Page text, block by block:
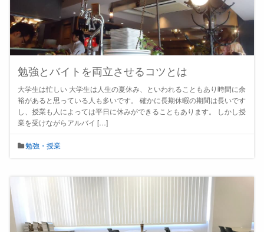
勉強とバイトを両立させるコツとは
大学生は忙しい 大学生は人生の夏休み、といわれることもあり時間に余
裕があると思っている人も多いです。 確かに長期休暇の期間は長いです
し、授業も人によっては平日に休みができることもあります。 しかし授
業を受けながらアルバイ […]
勉強・授業